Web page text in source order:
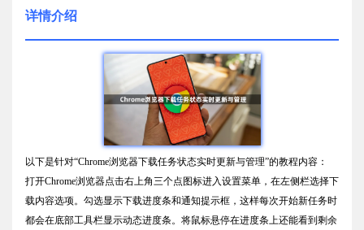
详情介绍
以下是针对“Chrome浏览器下载任务状态实时更新与管理”的教程内容：
打开Chrome浏览器点击右上角三个点图标进入设置菜单，在左侧栏选择下
载内容选项。勾选显示下载进度条和通知提示框，这样每次开始新任务时
都会在底部工具栏显示动态进度条。将鼠标悬停在进度条上还能看到剩余